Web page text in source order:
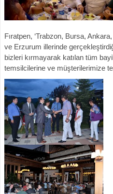
Fıratpen, ‘Trabzon, Bursa,
ve Erzurum illerinde
bizleri kırmayarak katılan tüm
temsilcilerine ve müşterilerimize